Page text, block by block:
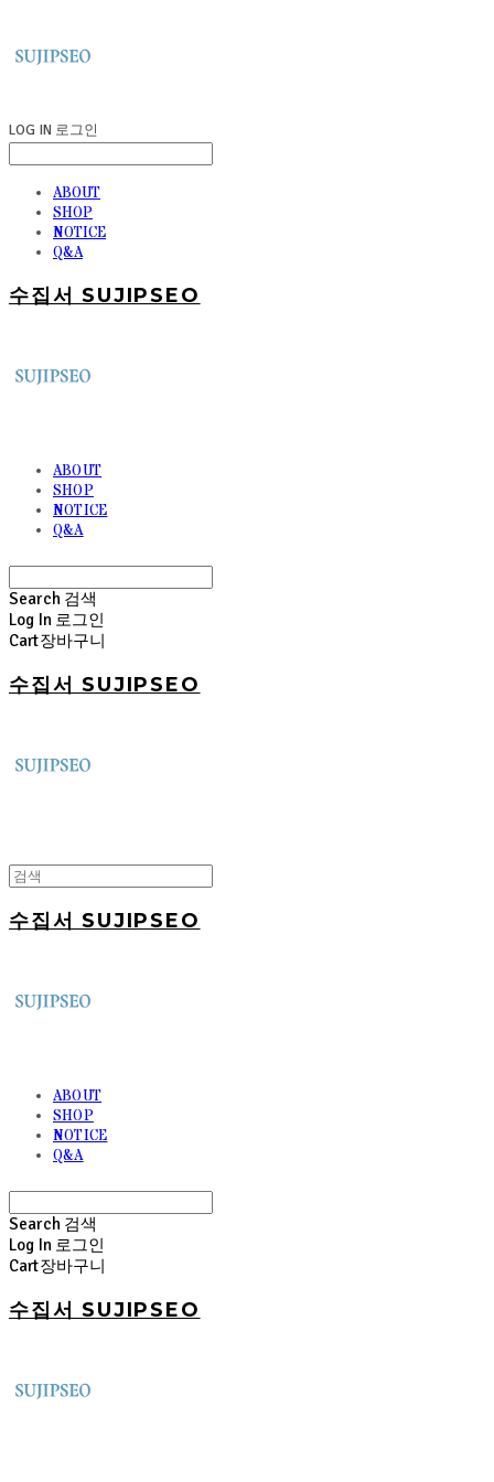
LOG IN 로그인
ABOUT
SHOP
NOTICE
Q&A
수집서 SUJIPSEO
ABOUT
SHOP
NOTICE
Q&A
Search 검색
Log In 로그인
Cart장바구니
수집서 SUJIPSEO
수집서 SUJIPSEO
ABOUT
SHOP
NOTICE
Q&A
Search 검색
Log In 로그인
Cart장바구니
수집서 SUJIPSEO